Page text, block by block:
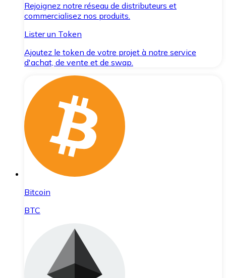
Rejoignez notre réseau de distributeurs et
commercialisez nos produits.
Lister un Token
Ajoutez le token de votre projet à notre service
d'achat, de vente et de swap.
Bitcoin
BTC